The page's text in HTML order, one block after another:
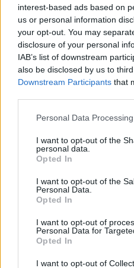
interest-based ads based on
us or personal information
your opt-out. You may
disclosure of your personal
IAB’s list of downstream
also be disclosed by us to
Downstream Participants that
Please note that this website/
not limited to your visit or
grant or deny consent to
use your data for below
consent section.
Personal Data
I want to opt-out of the
personal data.
Opted In
I want to opt-out of the
Personal Data.
Opted In
I want to opt-out of
Personal Data for
Opted In
I want to opt-out of
A harmadik
Ok a háborúra